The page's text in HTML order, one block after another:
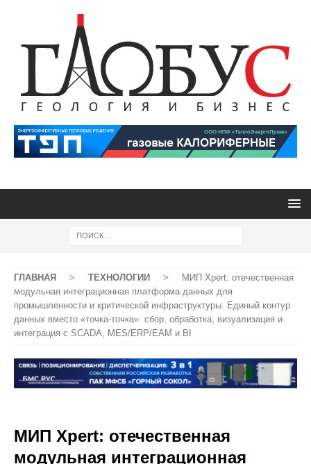
ГЛАВНАЯ > ТЕХНОЛОГИИ >
МИП Xpert: отечественная
модульная интеграционная платформа данных для
промышленности и критической инфраструктуры. Единый контур
данных вместо «точка-точка»: сбор, обработка, визуализация и
интеграция с SCADA, MES/ERP/EAM и BI
МИП Xpert: отечественная
модульная интеграционная